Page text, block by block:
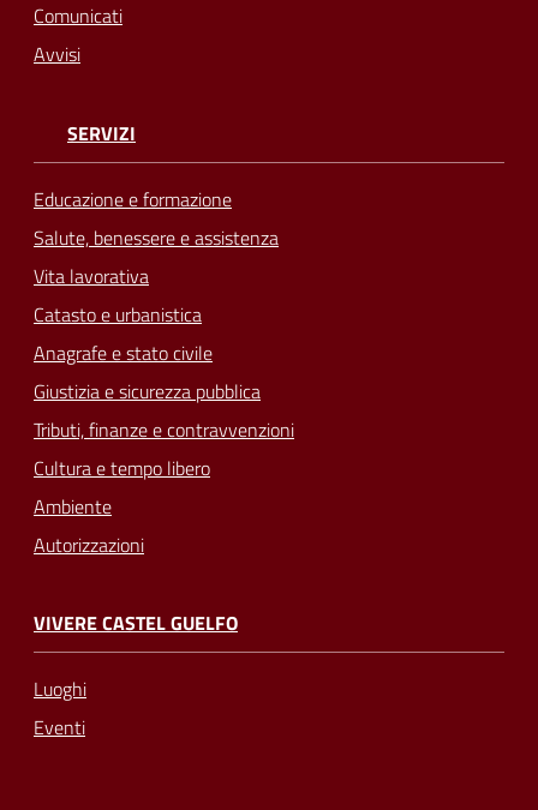
Comunicati
Avvisi
SERVIZI
Educazione e formazione
Salute, benessere e assistenza
Vita lavorativa
Catasto e urbanistica
Anagrafe e stato civile
Giustizia e sicurezza pubblica
Tributi, finanze e contravvenzioni
Cultura e tempo libero
Ambiente
Autorizzazioni
VIVERE CASTEL GUELFO
Luoghi
Eventi